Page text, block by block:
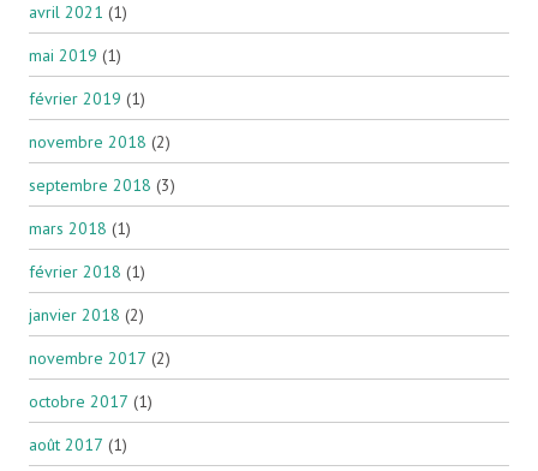
avril 2021 (1)
mai 2019 (1)
février 2019 (1)
novembre 2018 (2)
septembre 2018 (3)
mars 2018 (1)
février 2018 (1)
janvier 2018 (2)
novembre 2017 (2)
octobre 2017 (1)
août 2017 (1)